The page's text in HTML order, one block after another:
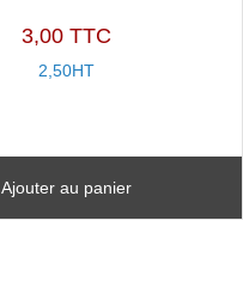
3,00 TTC
2,50HT
Ajouter au panier